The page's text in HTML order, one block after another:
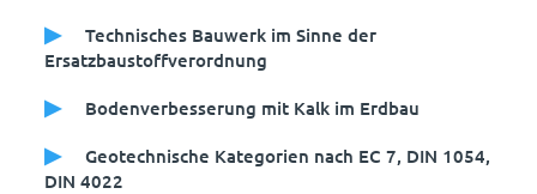
Technisches Bauwerk im Sinne der
Ersatzbaustoffverordnung
Bodenverbesserung mit Kalk im Erdbau
Geotechnische Kategorien nach EC 7, DIN 1054,
DIN 4022